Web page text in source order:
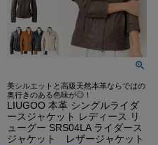
美シルエットと高級天然本革ならではの
奥行きのある色味が◎！
LIUGOO 本革 シングルライダ
ースジャケット レディース リ
ューグー SRS04LA ライダース
ジャケット レザージャケット